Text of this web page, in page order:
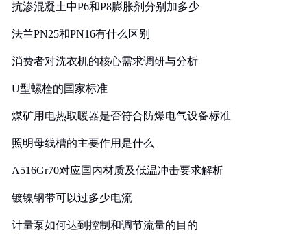
抗渗混凝土中P6和P8膨胀剂分别加多少
法兰PN25和PN16有什么区别
消费者对洗衣机的核心需求调研与分析
U型螺栓的国家标准
煤矿用电热取暖器是否符合防爆电气设备标准
照明母线槽的主要作用是什么
A516Gr70对应国内材质及低温冲击要求解析
镀镍钢带可以过多少电流
计量泵如何达到控制和调节流量的目的